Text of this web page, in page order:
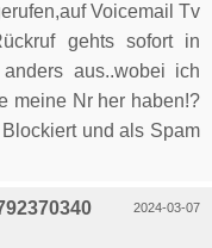
Voicemail Tv
gehts sofort in
aus..wobei ich
meine Nr her haben!?
und als Spam
2024-03-07